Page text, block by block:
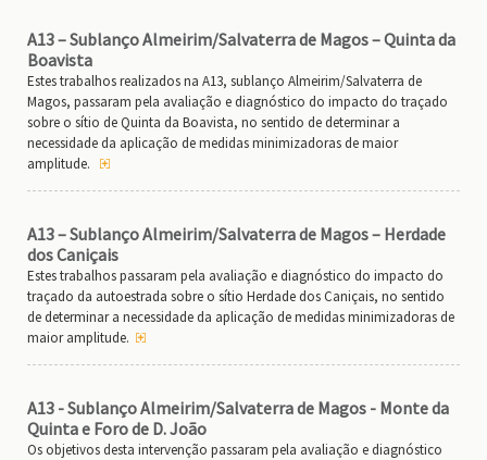
A13 – Sublanço Almeirim/Salvaterra de Magos – Quinta da
Boavista
Estes trabalhos realizados na A13, sublanço Almeirim/Salvaterra de
Magos, passaram pela avaliação e diagnóstico do impacto do traçado
sobre o sítio de Quinta da Boavista, no sentido de determinar a
necessidade da aplicação de medidas minimizadoras de maior
amplitude.
A13 – Sublanço Almeirim/Salvaterra de Magos – Herdade
dos Caniçais
Estes trabalhos passaram pela avaliação e diagnóstico do impacto do
traçado da autoestrada sobre o sítio Herdade dos Caniçais, no sentido
de determinar a necessidade da aplicação de medidas minimizadoras de
maior amplitude.
A13 - Sublanço Almeirim/Salvaterra de Magos - Monte da
Quinta e Foro de D. João
Os objetivos desta intervenção passaram pela avaliação e diagnóstico